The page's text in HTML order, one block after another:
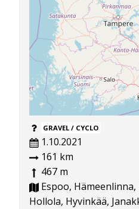
GRAVEL / CYCLO
1.10.2021
161 km
467 m
Espoo,
Hollola, Hyvinkää,